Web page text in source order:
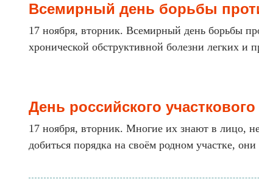
Всемирный день борьбы
17 ноября, вторник. Всемирный день борьбы
хронической обструктивной болезни легких и
День российского участкового
17 ноября, вторник. Многие их знают в лицо,
добиться порядка на своём родном участке,